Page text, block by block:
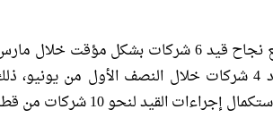
لقيد عدد 4 شركات خلال النصف الأول من
القيد لنحو 10 شركات من قطاع البترول خلال شهر يونيو”.